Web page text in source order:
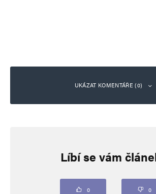
UKÁZAT KOMENTÁŘE (0)
Vaše e-mailová adresa nebude zveřejněna.
Líbí se vám
0 0